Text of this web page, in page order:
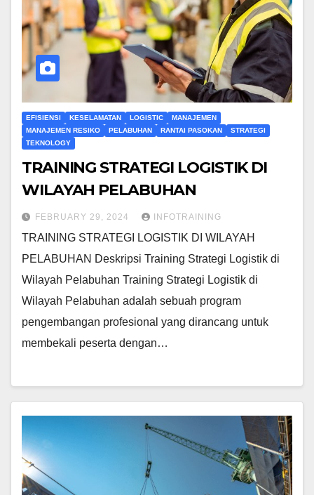
EFISIENSI KESELAMATAN LOGISTIC
MANAJEMEN
MANAJEMEN RESIKO
PELABUHAN RANTAI PASOKAN
STRATEGI
TEKNOLOGY
TRAINING STRATEGI LOGISTIK DI
WILAYAH PELABUHAN
FEBRUARY 29, 2024 INFOTRAINING
TRAINING STRATEGI LOGISTIK DI WILAYAH
PELABUHAN Deskripsi Training Strategi Logistik di
Wilayah Pelabuhan Training Strategi Logistik di
Wilayah Pelabuhan adalah sebuah program
pengembangan profesional yang dirancang untuk
membekali peserta dengan…